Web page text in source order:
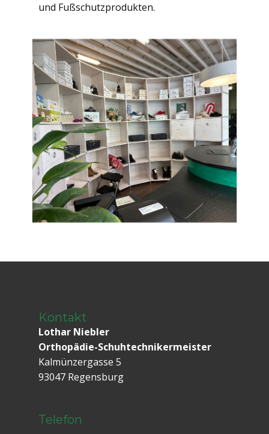
und Fußschutzprodukten.
Kontakt
Lothar Niebler
Orthopädie-Schuhtechnikermeister
Kalmünzergasse 5
93047 Regensburg
Telefon